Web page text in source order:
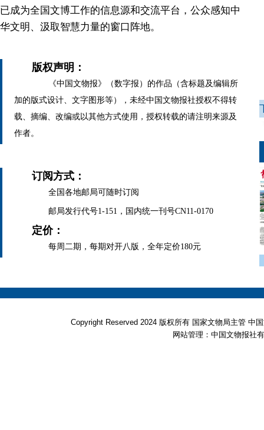
已成为全国文博工作的信息源和交流平台，公众感知中
华文明、汲取智慧力量的窗口阵地。
版权声明：
《中国文物报》（数字报）的作品（含标题及编辑所
加的版式设计、文字图形等），未经中国文物报社授权不得转
载、摘编、改编或以其他方式使用，授权转载的请注明来源及
作者。
订阅方式：
全国各地邮局可随时订阅
邮局发行代号1-151，国内统一刊号CN11-0170
定价：
每周二期，每期对开八版，全年定价180元
Copyright Reserved 2024 版权所有 国家文物局主管
网站管理：中国文物报社